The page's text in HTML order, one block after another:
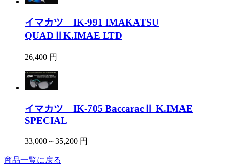
イマカツ IK-991 IMAKATSU
QUADⅡK.IMAE LTD
26,400 円
イマカツ IK-705 BaccaracⅡ K.IMAE
SPECIAL
33,000～35,200 円
商品一覧に戻る